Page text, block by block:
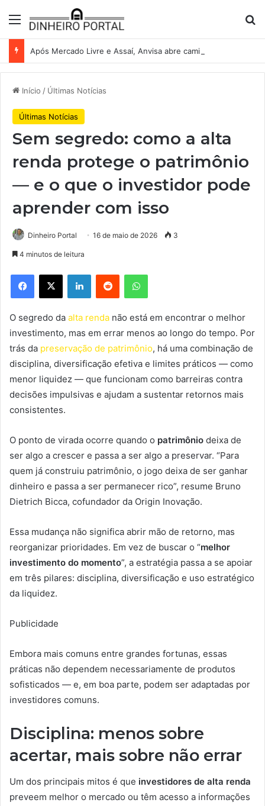
Menu
Início / Últimas Notícias
Últimas Notícias
Sem segredo: como a alta
renda protege o patrimônio
— e o que o investidor pode
aprender com isso
Dinheiro Portal 16 de maio de 2026 3
4 minutos de leitura
Facebook
X LinkedinReddit WhatsApp
O segredo da alta renda não está em encontrar o melhor
investimento, mas em errar menos ao longo do tempo. Por
trás da preservação de patrimônio, há uma combinação de
disciplina, diversificação efetiva e limites práticos — como
menor liquidez — que funcionam como barreiras contra
decisões impulsivas e ajudam a sustentar retornos mais
consistentes.
O ponto de virada ocorre quando o patrimônio deixa de
ser algo a crescer e passa a ser algo a preservar. “Para
quem já construiu patrimônio, o jogo deixa de ser ganhar
dinheiro e passa a ser permanecer rico”, resume Bruno
Dietrich Bicca, cofundador da Origin Inovação.
Essa mudança não significa abrir mão de retorno, mas
reorganizar prioridades. Em vez de buscar o “melhor
investimento do momento”, a estratégia passa a se apoiar
em três pilares: disciplina, diversificação e uso estratégico
da liquidez.
Publicidade
Embora mais comuns entre grandes fortunas, essas
práticas não dependem necessariamente de produtos
sofisticados — e, em boa parte, podem ser adaptadas por
investidores comuns.
Disciplina: menos sobre
acertar, mais sobre não errar
Um dos principais mitos é que investidores de alta renda
preveem melhor o mercado ou têm acesso a informações